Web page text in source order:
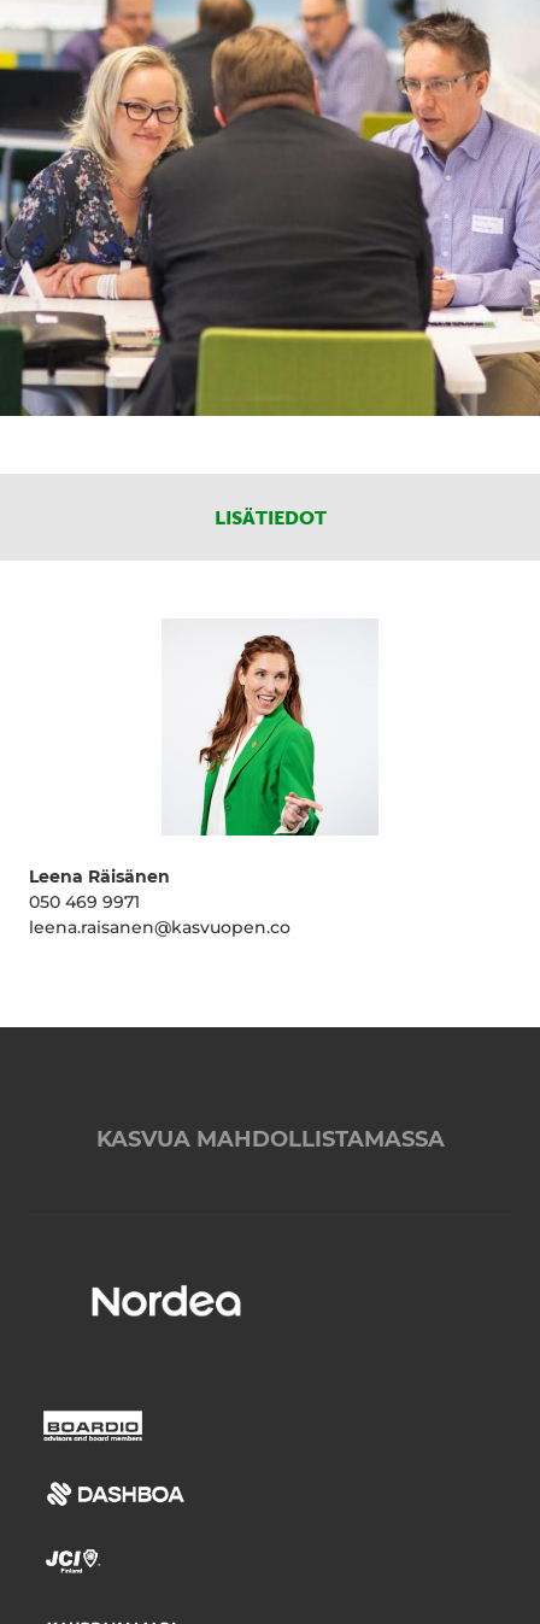
LISÄTIEDOT
Leena Räisänen
050 469 9971
leena.raisanen@kasvuopen.co
KASVUA MAHDOLLISTAMASSA